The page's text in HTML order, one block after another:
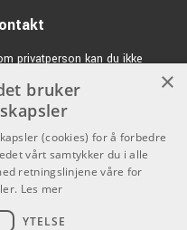
privatperson kan du ikke
på denne nettsiden, alt salg
gjennom våre forhandlere.
×
bruker
(cookies) for å forbedre
vårt samtykker du i alle
retningslinjene våre for
Les mer
YTELSE